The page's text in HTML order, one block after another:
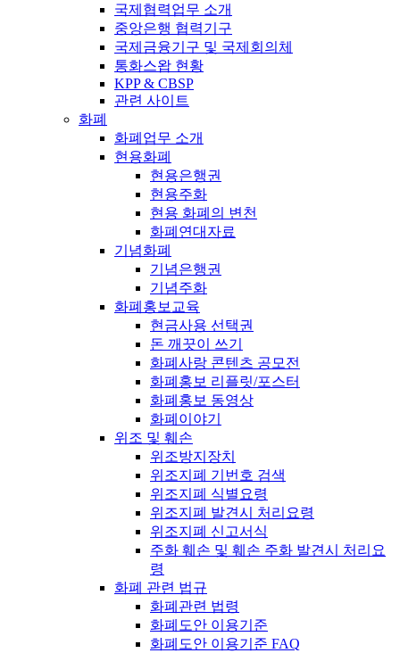
국제협력업무 소개
중앙은행 협력기구
국제금융기구 및 국제회의체
통화스왑 현황
KPP & CBSP
관련 사이트
화폐
화폐업무 소개
현용화폐
현용은행권
현용주화
현용 화폐의 변천
화폐연대자료
기념화폐
기념은행권
기념주화
화폐홍보교육
현금사용 선택권
돈 깨끗이 쓰기
화폐사랑 콘텐츠 공모전
화폐홍보 리플릿/포스터
화폐홍보 동영상
화폐이야기
위조 및 훼손
위조방지장치
위조지폐 기번호 검색
위조지폐 식별요령
위조지폐 발견시 처리요령
위조지폐 신고서식
주화 훼손 및 훼손 주화 발견시 처리요
령
화폐 관련 법규
화폐관련 법령
화폐도안 이용기준
화폐도안 이용기준 FAQ